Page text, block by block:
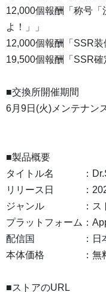
12,000個報酬「称号
よ！」」
12,000個報酬「SSR装
19,500個報酬「SSR確
■交換所開催期間
6月9日(火)メンテナン
■製品概要
タイトル名 ：
リリース日 ：
ジャンル ：スト
プラットフォーム：
配信国 ：日
本体価格 ：無料(
■ストアのURL